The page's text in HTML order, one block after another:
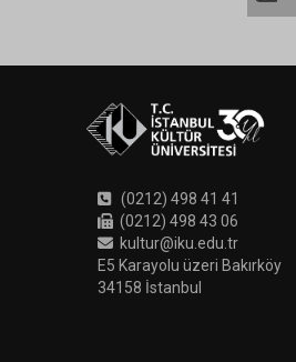
(0212) 498 41 41
(0212) 498 43 06
kultur@iku.edu.tr
E5 Karayolu üzeri Bakırköy
34158 İstanbul